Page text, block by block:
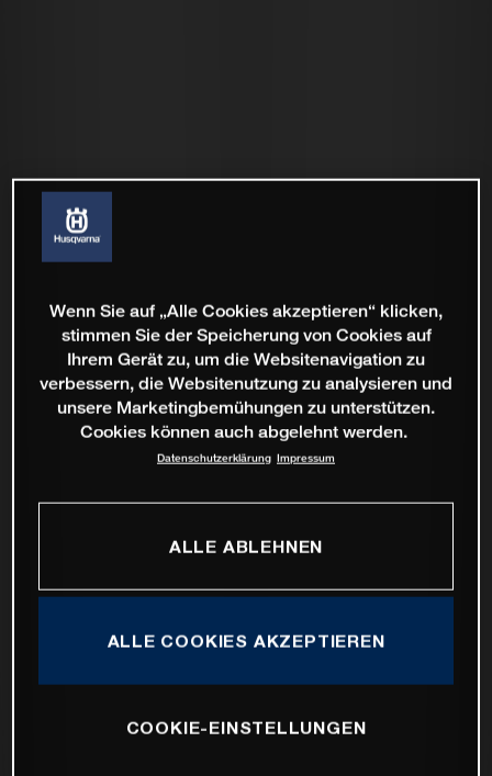
Wenn Sie auf „Alle Cookies akzeptieren“ klicken,
stimmen Sie der Speicherung von Cookies auf
Ihrem Gerät zu, um die Websitenavigation zu
verbessern, die Websitenutzung zu analysieren und
unsere Marketingbemühungen zu unterstützen.
Cookies können auch abgelehnt werden.
Datenschutzerklärung Impressum
ALLE ABLEHNEN
ALLE COOKIES AKZEPTIEREN
COOKIE-EINSTELLUNGEN